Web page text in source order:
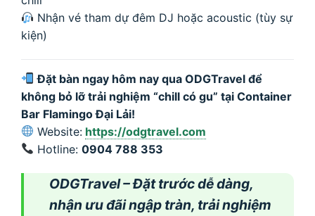
Nhận vé tham dự đêm DJ hoặc acoustic (tùy sự
kiện)
Đặt bàn ngay hôm nay qua ODGTravel để
không bỏ lỡ trải nghiệm “chill có gu” tại Container
Bar Flamingo Đại Lải!
Website: https://odgtravel.com
Hotline:0904 788 353
ODGTravel – Đặt trước dễ dàng,
nhận ưu đãi ngập tràn, trải nghiệm